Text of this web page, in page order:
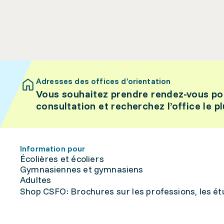
Adresses des offices d’orientation
Vous souhaitez prendre rendez-vous
consultation et recherchez l’office le
Information pour
Écolières et écoliers
Gymnasiennes et gymnasiens
Adultes
Shop CSFO: Brochures sur les professions, les